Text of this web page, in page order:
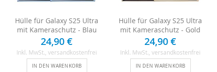
Hülle für Galaxy S25 Ultra
mit Kameraschutz - Blau
24,90 €
Inkl. MwSt. , versandkostenfrei
IN DEN WARENKORB
Hülle für Galaxy S25 Ultra
mit Kameraschutz - Gold
24,90 €
Inkl. MwSt. , versandkostenfrei
IN DEN WARENKORB